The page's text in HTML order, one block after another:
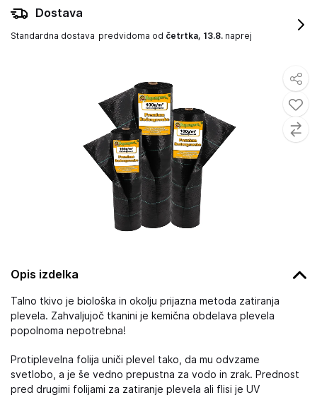
Opis izdelka
Talno tkivo je biološka in okolju prijazna metoda zatiranja
plevela. Zahvaljujoč tkanini je kemična obdelava plevela
popolnoma nepotrebna!
Protiplevelna folija uniči plevel tako, da mu odvzame
svetlobo, a je še vedno prepustna za vodo in zrak. Prednost
pred drugimi folijami za zatiranje plevela ali flisi je UV
Dostava
Standardna dostava predvidoma od četrtka, 13.8. naprej